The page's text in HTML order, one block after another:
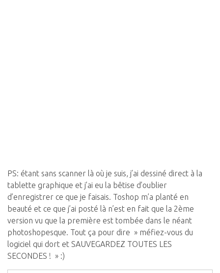
PS: étant sans scanner là où je suis, j’ai dessiné direct à la
tablette graphique et j’ai eu la bêtise d’oublier
d’enregistrer ce que je faisais. Toshop m’a planté en
beauté et ce que j’ai posté là n’est en fait que la 2ème
version vu que la première est tombée dans le néant
photoshopesque. Tout ça pour dire » méfiez-vous du
logiciel qui dort et SAUVEGARDEZ TOUTES LES
SECONDES ! » :)